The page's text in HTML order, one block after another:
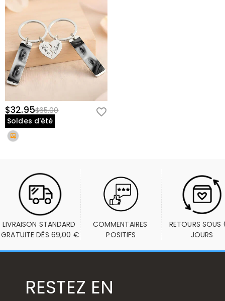
$32.95$65.00
Soldes d'été
LIVRAISON STANDARD
GRATUITE DÈS 69,00 €
COMMENTAIRES
POSITIFS
RETOURS SOUS
JOURS
RESTEZ EN